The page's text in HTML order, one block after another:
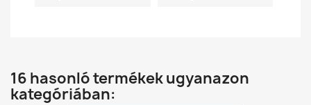
16 hasonló termékek ugyanazon
kategóriában: